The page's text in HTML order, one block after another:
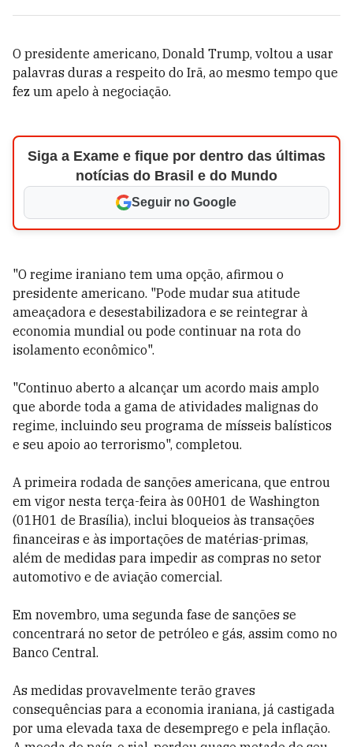
O presidente americano, Donald Trump, voltou a usar
palavras duras a respeito do Irã, ao mesmo tempo que
fez um apelo à negociação.
Siga a Exame e fique por dentro das últimas
notícias do Brasil e do Mundo
Seguir no Google
"O regime iraniano tem uma opção, afirmou o
presidente americano. "Pode mudar sua atitude
ameaçadora e desestabilizadora e se reintegrar à
economia mundial ou pode continuar na rota do
isolamento econômico".
"Continuo aberto a alcançar um acordo mais amplo
que aborde toda a gama de atividades malignas do
regime, incluindo seu programa de mísseis balísticos
e seu apoio ao terrorismo", completou.
A primeira rodada de sanções americana, que entrou
em vigor nesta terça-feira às 00H01 de Washington
(01H01 de Brasília), inclui bloqueios às transações
financeiras e às importações de matérias-primas,
além de medidas para impedir as compras no setor
automotivo e de aviação comercial.
Em novembro, uma segunda fase de sanções se
concentrará no setor de petróleo e gás, assim como no
Banco Central.
As medidas provavelmente terão graves
consequências para a economia iraniana, já castigada
por uma elevada taxa de desemprego e pela inflação.